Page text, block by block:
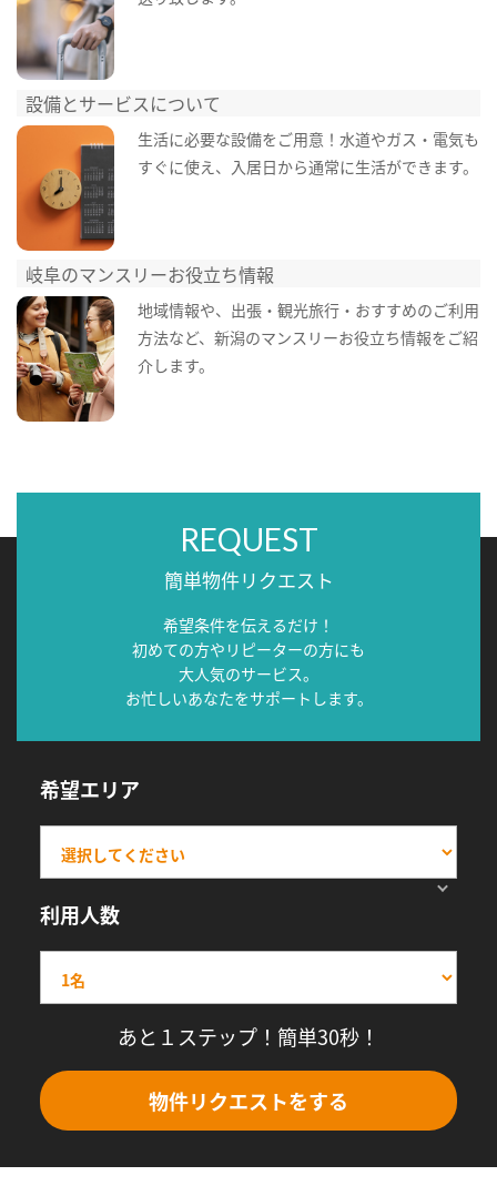
設備とサービスについて
生活に必要な設備をご用意！水道やガス・電気も
すぐに使え、入居日から通常に生活ができます。
岐阜のマンスリーお役立ち情報
地域情報や、出張・観光旅行・おすすめのご利用
方法など、新潟のマンスリーお役立ち情報をご紹
介します。
REQUEST
簡単物件リクエスト
希望条件を伝えるだけ！
初めての方やリピーターの方にも
大人気のサービス。
お忙しいあなたをサポートします。
希望エリア
利用人数
あと１ステップ！簡単30秒！
物件リクエストをする